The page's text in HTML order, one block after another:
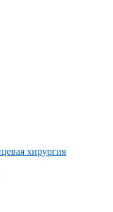
хирургия